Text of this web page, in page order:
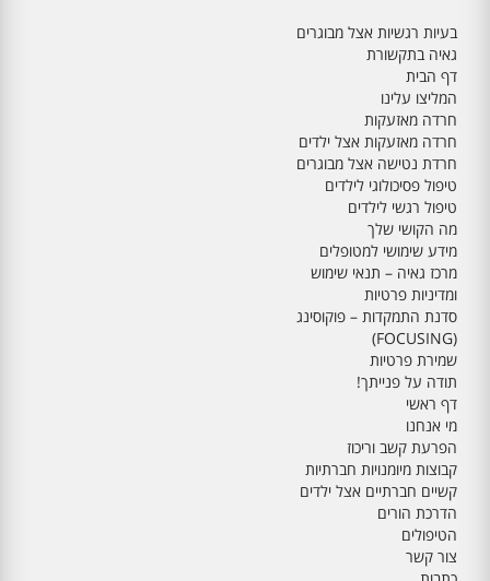
בעיות רגשיות אצל מבוגרים
גאיה בתקשורת
דף הבית
המליצו עלינו
חרדה מאזעקות
חרדה מאזעקות אצל ילדים
חרדת נטישה אצל מבוגרים
טיפול פסיכולוגי לילדים
טיפול רגשי לילדים
מה הקושי שלך
מידע שימושי למטופלים
מרכז גאיה – תנאי שימוש
ומדיניות פרטיות
סדנת התמקדות – פוקוסינג
(FOCUSING)
שמירת פרטיות
תודה על פנייתך!
דף ראשי
מי אנחנו
הפרעת קשב וריכוז
קבוצות מיומנויות חברתיות
קשיים חברתיים אצל ילדים
הדרכת הורים
הטיפולים
צור קשר